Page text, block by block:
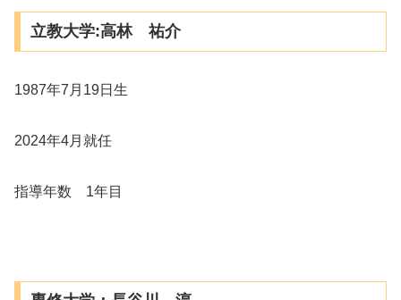
立教大学:高林 祐介
1987年7月19日生
2024年4月就任
指導年数 1年目